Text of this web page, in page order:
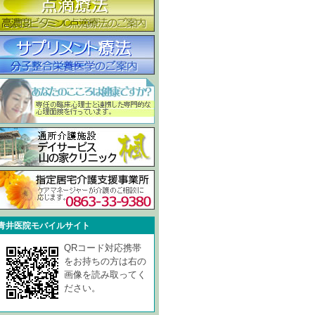
井医院モバイルサイト
QRコード対応携帯
をお持ちの方は右の
画像を読み取ってく
ださい。